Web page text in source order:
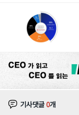
기사댓글0개